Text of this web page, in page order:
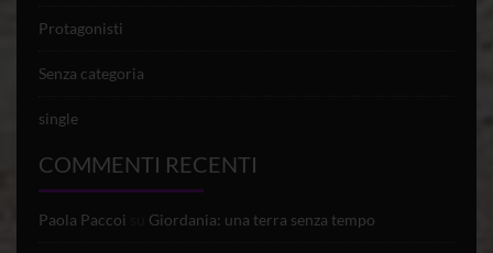
Protagonisti
Senza categoria
single
COMMENTI RECENTI
Paola Paccoi Giordania: una terra senza tempo